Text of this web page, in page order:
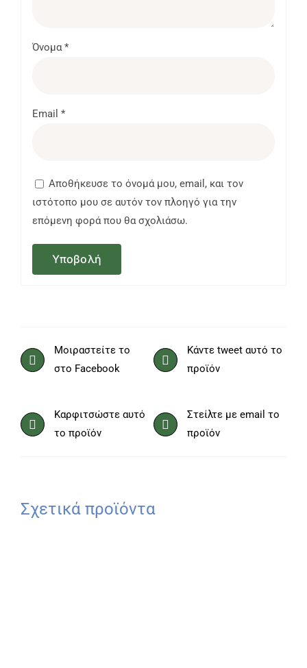
Όνομα *
Email *
Αποθήκευσε το όνομά μου, email, και τον
ιστότοπο μου σε αυτόν τον πλοηγό για την
επόμενη φορά που θα σχολιάσω.
Μοιραστείτε το
στο Facebook
Κάντε tweet αυτό το
προϊόν
Καρφιτσώστε αυτό
το προϊόν
Στείλτε με email το
προϊόν
Σχετικά προϊόντα